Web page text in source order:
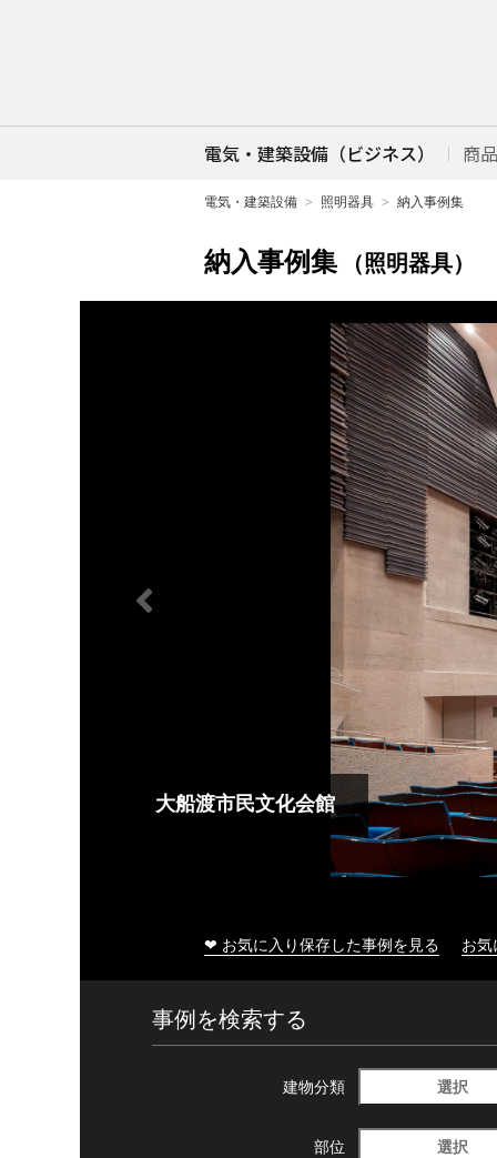
電気・建築設備（ビジネス） 商
電気・建築設備 照明器具 納入事例集
納入事例集 （照明器具）
大船渡市民文化会館
❤ お気に入り保存した事例を見る お
事例を検索する
建物分類 選択
部位 選択